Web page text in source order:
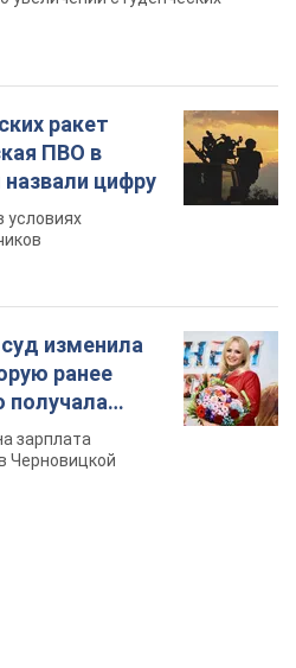
ракет
ПВО в
цифру
условиях
изменила
ранее
получала
зарплата
Черновицкой